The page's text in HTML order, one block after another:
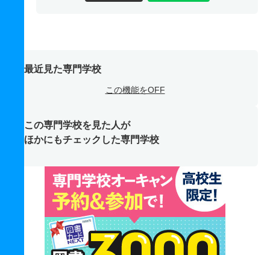
最近見た専門学校
この機能をOFF
この専門学校を見た人が
ほかにもチェックした専門学校